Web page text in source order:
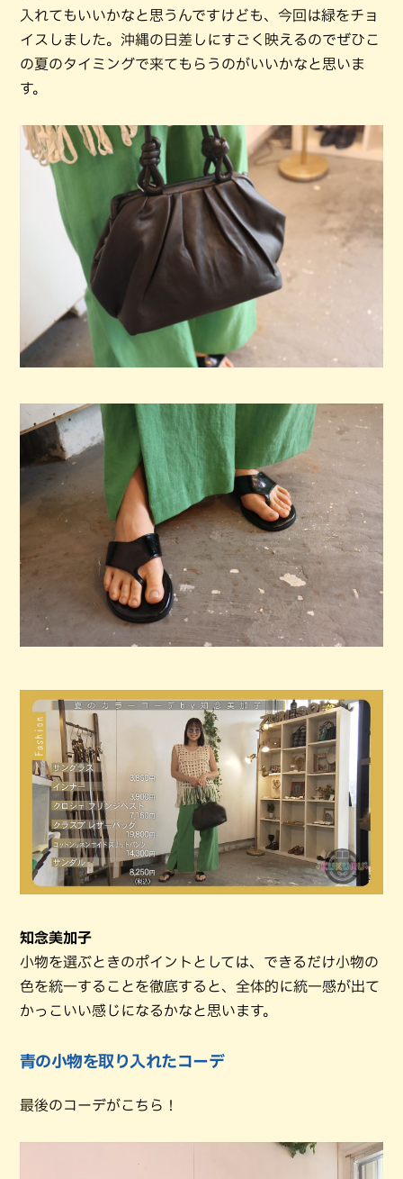
入れてもいいかなと思うんですけども、今回は緑をチョ
イスしました。沖縄の日差しにすごく映えるのでぜひこ
の夏のタイミングで来てもらうのがいいかなと思いま
す。
知念美加子
小物を選ぶときのポイントとしては、できるだけ小物の
色を統一することを徹底すると、全体的に統一感が出て
かっこいい感じになるかなと思います。
青の小物を取り入れたコーデ
最後のコーデがこちら！